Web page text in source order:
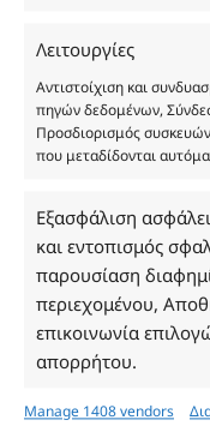
Λειτουργίες
Αντιστοίχιση και
πηγών δεδομένων,
Προσδιορισμός
που μεταδίδονται
Εξασφάλιση
και εντοπισμός
παρουσίαση
περιεχομένου,
επικοινωνία
απορρήτου.
Manage 1408 vendors
Τηλ. 2314 016010
ΑΦΜ 803285309
ΓΕΜΗ 193802504000
Ωράριο
Δευτέρα: 08:30–16:30
Τρίτη: 08:30–16:30
Τετάρτη: 08:30–16:30
Πέμπτη: 08:30–16:30
Σάββατο - Κυριακή: